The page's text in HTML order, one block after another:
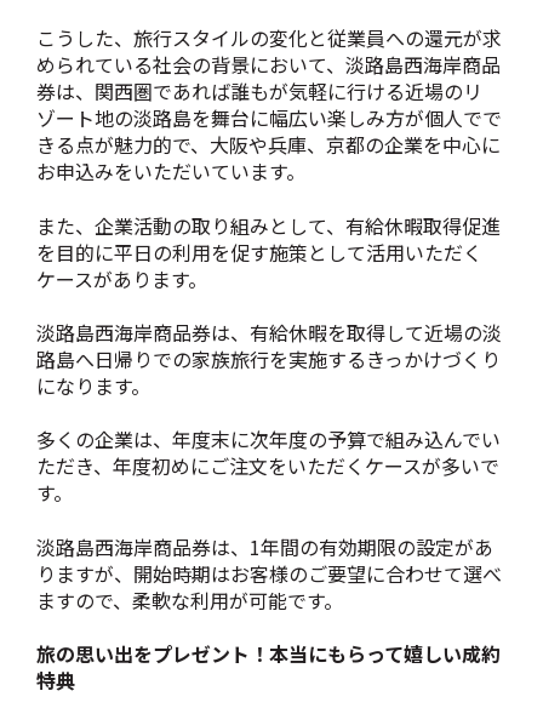
こうした、旅行スタイルの変化と従業員への還元が求
められている社会の背景において、淡路島西海岸商品
券は、関西圏であれば誰もが気軽に行ける近場のリ
ゾート地の淡路島を舞台に幅広い楽しみ方が個人でで
きる点が魅力的で、大阪や兵庫、京都の企業を中心に
お申込みをいただいています。
また、企業活動の取り組みとして、有給休暇取得促進
を目的に平日の利用を促す施策として活用いただく
ケースがあります。
淡路島西海岸商品券は、有給休暇を取得して近場の淡
路島へ日帰りでの家族旅行を実施するきっかけづくり
になります。
多くの企業は、年度末に次年度の予算で組み込んでい
ただき、年度初めにご注文をいただくケースが多いで
す。
淡路島西海岸商品券は、1年間の有効期限の設定があ
りますが、開始時期はお客様のご要望に合わせて選べ
ますので、柔軟な利用が可能です。
旅の思い出をプレゼント！本当にもらって嬉しい成約
特典